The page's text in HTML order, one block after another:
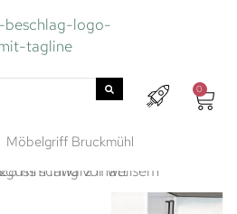
0
Möbelgriff Bruckmühl